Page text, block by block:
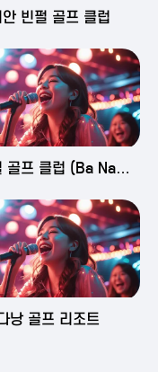
06-03 15:09
빈펄 골프 클럽
06-03 14:58
골프 클럽 (Ba Na
06-02 23:29
낭 골프 리조트